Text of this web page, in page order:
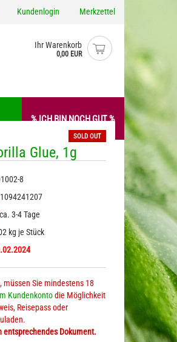
Kundenlogin Merkzettel
Ihr Warenkorb
0,00 EUR
Gewürze
Hanfmehl / -Proteine
Hanfkaffee
% ICH BIN NOCH GUT %
SOLD OUT
Glue, 1g
8
ca. 3-4 Tage
kg je Stück
müssen Sie mindestens 18
Kundenkontodie Möglichkeit
Reisepass oder
entsprechendes Dokument.